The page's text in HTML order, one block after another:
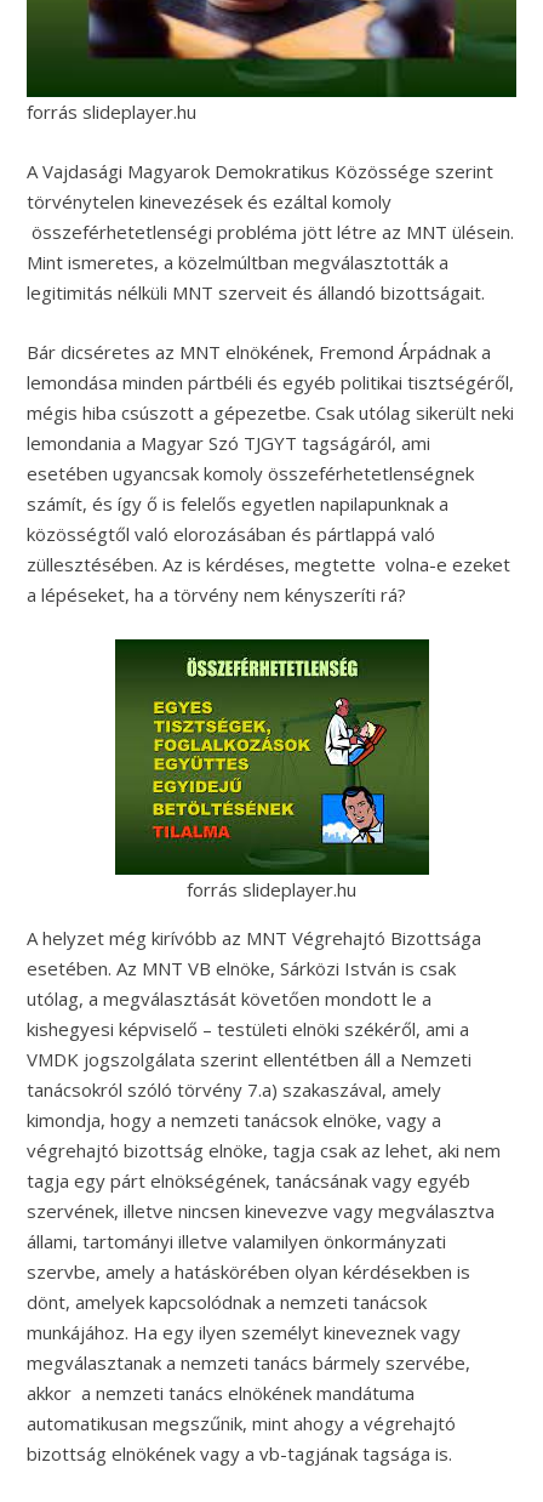
forrás slideplayer.hu
A Vajdasági Magyarok Demokratikus Közössége szerint
törvénytelen kinevezések és ezáltal komoly
összeférhetetlenségi probléma jött létre az MNT ülésein.
Mint ismeretes, a közelmúltban megválasztották a
legitimitás nélküli MNT szerveit és állandó bizottságait.
Bár dicséretes az MNT elnökének, Fremond Árpádnak a
lemondása minden pártbéli és egyéb politikai tisztségéről,
mégis hiba csúszott a gépezetbe. Csak utólag sikerült neki
lemondania a Magyar Szó TJGYT tagságáról, ami
esetében ugyancsak komoly összeférhetetlenségnek
számít, és így ő is felelős egyetlen napilapunknak a
közösségtől való elorozásában és pártlappá való
züllesztésében. Az is kérdéses, megtette volna-e ezeket
a lépéseket, ha a törvény nem kényszeríti rá?
forrás slideplayer.hu
A helyzet még kirívóbb az MNT Végrehajtó Bizottsága
esetében. Az MNT VB elnöke, Sárközi István is csak
utólag, a megválasztását követően mondott le a
kishegyesi képviselő – testületi elnöki székéről, ami a
VMDK jogszolgálata szerint ellentétben áll a Nemzeti
tanácsokról szóló törvény 7.a) szakaszával, amely
kimondja, hogy a nemzeti tanácsok elnöke, vagy a
végrehajtó bizottság elnöke, tagja csak az lehet, aki nem
tagja egy párt elnökségének, tanácsának vagy egyéb
szervének, illetve nincsen kinevezve vagy megválasztva
állami, tartományi illetve valamilyen önkormányzati
szervbe, amely a hatáskörében olyan kérdésekben is
dönt, amelyek kapcsolódnak a nemzeti tanácsok
munkájához. Ha egy ilyen személyt kineveznek vagy
megválasztanak a nemzeti tanács bármely szervébe,
akkor a nemzeti tanács elnökének mandátuma
automatikusan megszűnik, mint ahogy a végrehajtó
bizottság elnökének vagy a vb-tagjának tagsága is.